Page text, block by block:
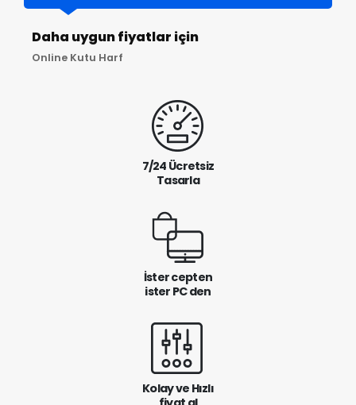
Daha uygun fiyatlar için
Online Kutu Harf
7/24 Ücretsiz
Tasarla
İster cepten
ister PC den
Kolay ve Hızlı